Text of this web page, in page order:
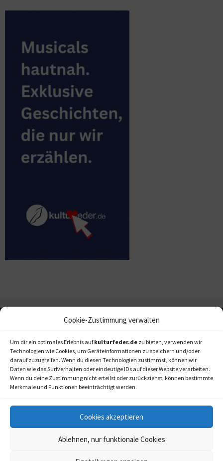
Cookie-Zustimmung verwalten
Um dir ein optimales Erlebnis aufkulturfeder.de zu bieten, verwenden wir
Technologien wie Cookies, um Geräteinformationen zu speichern und/oder
darauf zuzugreifen. Wenn du diesen Technologien zustimmst, können wir
Daten wie das Surfverhalten oder eindeutige IDs auf dieser Website verarbeiten.
Wenn du deine Zustimmung nicht erteilst oder zurückziehst, können bestimmte
Merkmale und Funktionen beeinträchtigt werden.
Cookies akzeptieren
Ablehnen, nur funktionale Cookies